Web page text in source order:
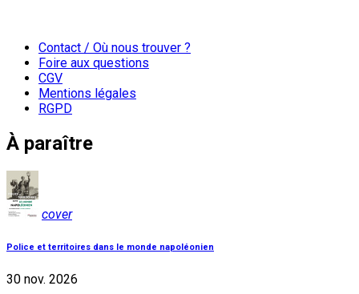
Contact / Où nous trouver ?
Foire aux questions
CGV
Mentions légales
RGPD
À paraître
cover
Police et territoires dans le monde napoléonien
30 nov. 2026